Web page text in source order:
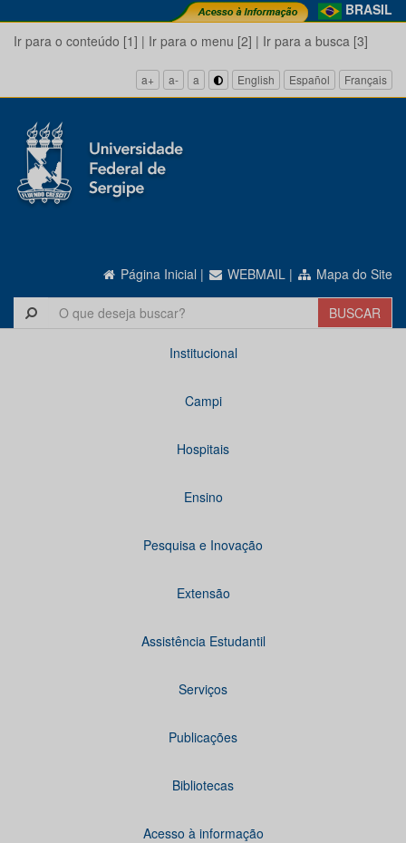
BRASIL
Ir para o conteúdo [1] | Ir para o menu [2] | Ir para a busca [3]
a+ a- a English Español Français
Página Inicial | WEBMAIL | Mapa do Site
Institucional
Campi
Hospitais
Ensino
Pesquisa e Inovação
Extensão
Assistência Estudantil
Serviços
Publicações
Bibliotecas
Acesso à informação